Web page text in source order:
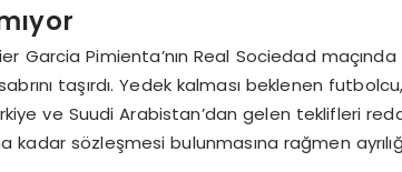
Garcia Pimienta’nın Real Sociedad
taşırdı. Yedek kalması beklenen
ve Suudi Arabistan’dan gelen teklifleri
kadar sözleşmesi bulunmasına rağmen